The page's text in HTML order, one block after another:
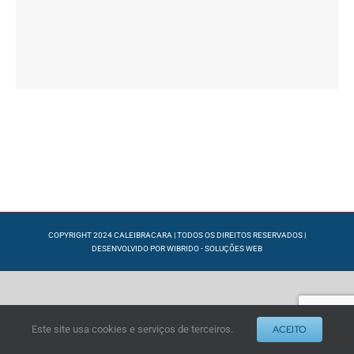
COPYRIGHT 2024 CALEIBRACARA | TODOS OS DIREITOS RESERVADOS |
DESENVOLVIDO PORWIBRIDO - SOLUÇÕES WEB
Este site usa cookies e serviços de terceiros. ACEITO